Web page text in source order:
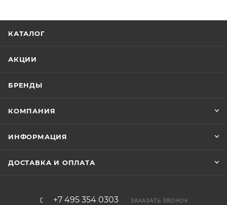
КАТАЛОГ
АКЦИИ
БРЕНДЫ
КОМПАНИЯ
ИНФОРМАЦИЯ
ДОСТАВКА И ОПЛАТА
+7 495 354 0303 ЗАКАЗАТЬ ЗВОНОК